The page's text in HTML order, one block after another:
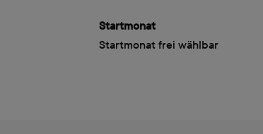
Startmonat
Startmonat frei wählbar